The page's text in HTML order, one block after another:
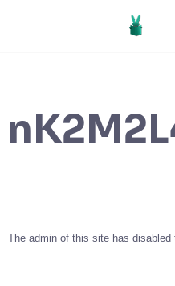
The admin of this site has disabled